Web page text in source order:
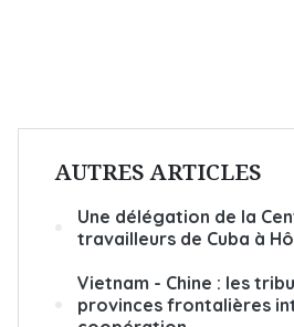
AUTRES ARTICLES
Une délégation de la
travailleurs de Cuba à
Vietnam - Chine : les
provinces frontalières